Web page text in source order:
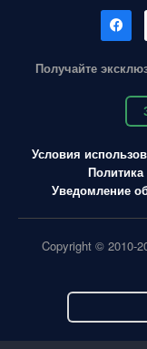
Получайте
Условия
Уведомление
Copyright © 2010-